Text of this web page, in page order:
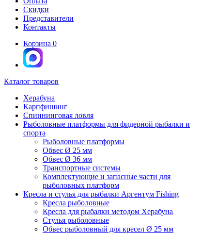
Скидки
Представители
Контакты
Корзина 0
Каталог товаров
Херабуна
Карпфишинг
Спиннинговая ловля
Рыболовные платформы для фидерной рыбалки и
спорта
Рыболовные платформы
Обвес Ø 25 мм
Обвес Ø 36 мм
Транспортные системы
Комплектующие и запасные части для
рыболовных платформ
Кресла и стулья для рыбалки Аргентум Fishing
Кресла рыболовные
Кресла для рыбалки методом Херабуна
Стулья рыболовные
Обвес рыболовный для кресел Ø 25 мм